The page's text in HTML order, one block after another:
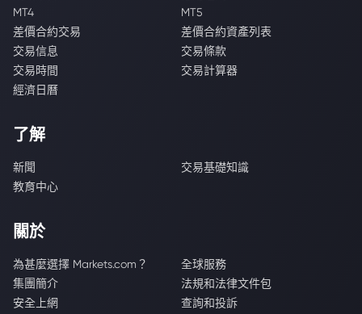
MT4
MT5
差價合約交易
差價合約資產列表
交易信息
交易條款
交易時間
交易計算器
經濟日曆
了解
新聞
交易基礎知識
教育中心
關於
為甚麼選擇 Markets.com？
全球服務
集團簡介
法規和法律文件包
安全上網
查詢和投訴